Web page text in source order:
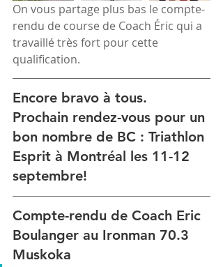
On vous partage plus bas le compte-
rendu de course de Coach Éric qui a
travaillé très fort pour cette
qualification.
Encore bravo à tous.
Prochain rendez-vous pour un
bon nombre de BC : Triathlon
Esprit à Montréal les 11-12
septembre!
Compte-rendu de Coach Eric
Boulanger au Ironman 70.3
Muskoka